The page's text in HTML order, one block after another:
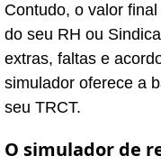
Contudo, o valor
do seu RH ou
extras, faltas e
simulador oferece a
seu TRCT.
O simulador de